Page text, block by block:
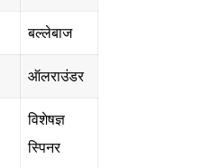
बल्लेबाज
ऑलराउंडर
विशेषज्ञ
स्पिनर